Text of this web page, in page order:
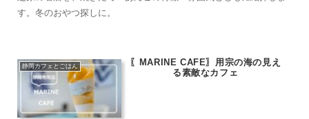
す。冬のおやつ探しに。
静岡カフェとごはん
〖MARINE CAFE〗用宗の海の見え
る素敵なカフェ